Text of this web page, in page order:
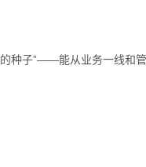
种子”——能从业务一线和